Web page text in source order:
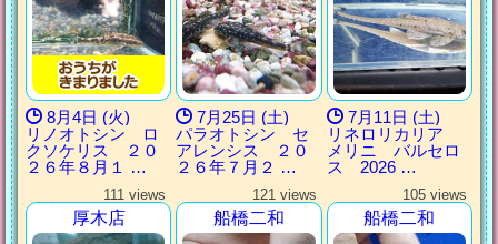
8月4日 (火)
リノオトシン ロ
クソケリス ２０
２６年８月１ …
7月25日 (土)
パラオトシン セ
アレンシス ２０
２６年７月２ …
7月11日 (土)
リネロリカリア
メリニ バルセロ
ス 2026 …
111 views
厚木店
121 views
船橋二和
105 views
船橋二和